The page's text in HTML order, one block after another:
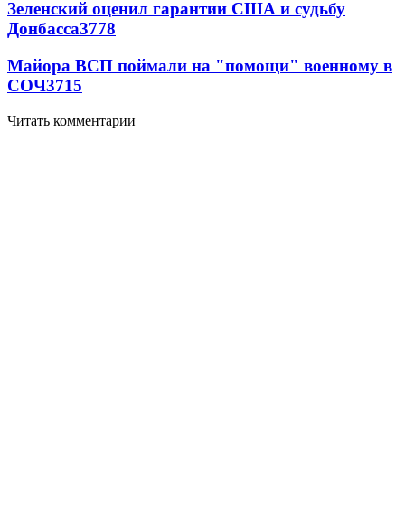
Зеленский оценил гарантии США и судьбу
Донбасса3778
Майора ВСП поймали на "помощи" военному в
СОЧ3715
Читать комментарии